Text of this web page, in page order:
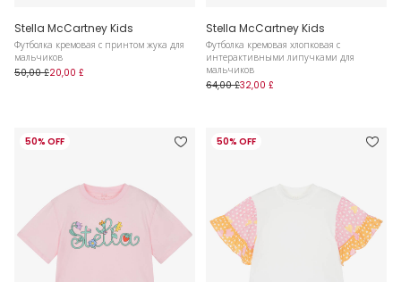
Stella McCartney Kids
Футболка кремовая с принтом жука для
мальчиков
50,00 £20,00 £
Stella McCartney Kids
Футболка кремовая хлопковая с
интерактивными липучками для
мальчиков
64,00 £32,00 £
50% OFF 50% OFF